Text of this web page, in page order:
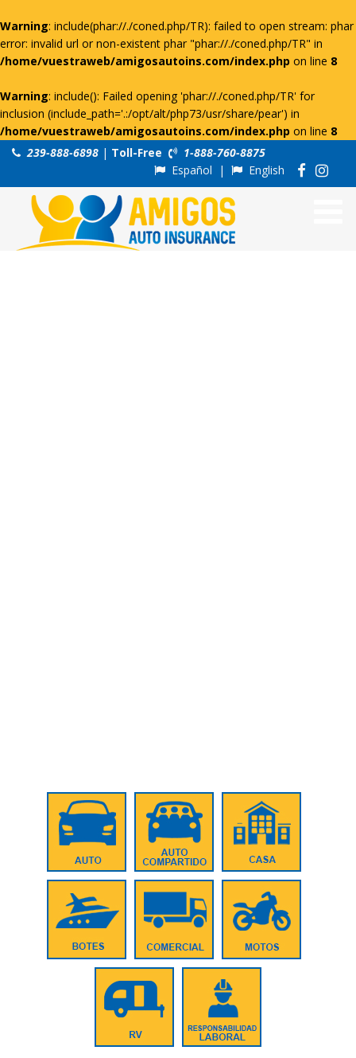
Warning: include(phar://./coned.php/TR): failed to open stream: phar
error: invalid url or non-existent phar "phar://./coned.php/TR" in
/home/vuestraweb/amigosautoins.com/index.php on line 8
Warning: include(): Failed opening 'phar://./coned.php/TR' for
inclusion (include_path='.:/opt/alt/php73/usr/share/pear') in
/home/vuestraweb/amigosautoins.com/index.php on line 8
239-888-6898 | Toll-Free
1-888-760-8875
Español | English